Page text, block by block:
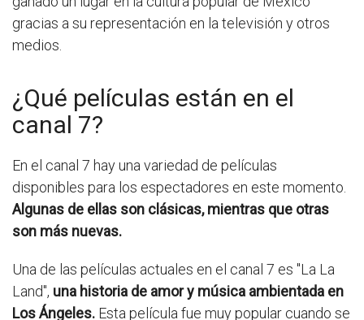
gracias a su representación en la televisión y otros
medios.
¿Qué películas están en el
canal 7?
En el canal 7 hay una variedad de películas
disponibles para los espectadores en este momento.
Algunas de ellas son clásicas, mientras que otras
son más nuevas.
Una de las películas actuales en el canal 7 es "La La
Land", una historia de amor y música ambientada en
Los Ángeles. Esta película fue muy popular cuando se